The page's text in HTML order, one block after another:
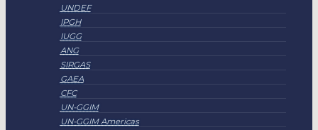
UNDEF
IPGH
IUGG
ANG
SIRGAS
GAEA
CFC
UN-GGIM
UN-GGIM Americas